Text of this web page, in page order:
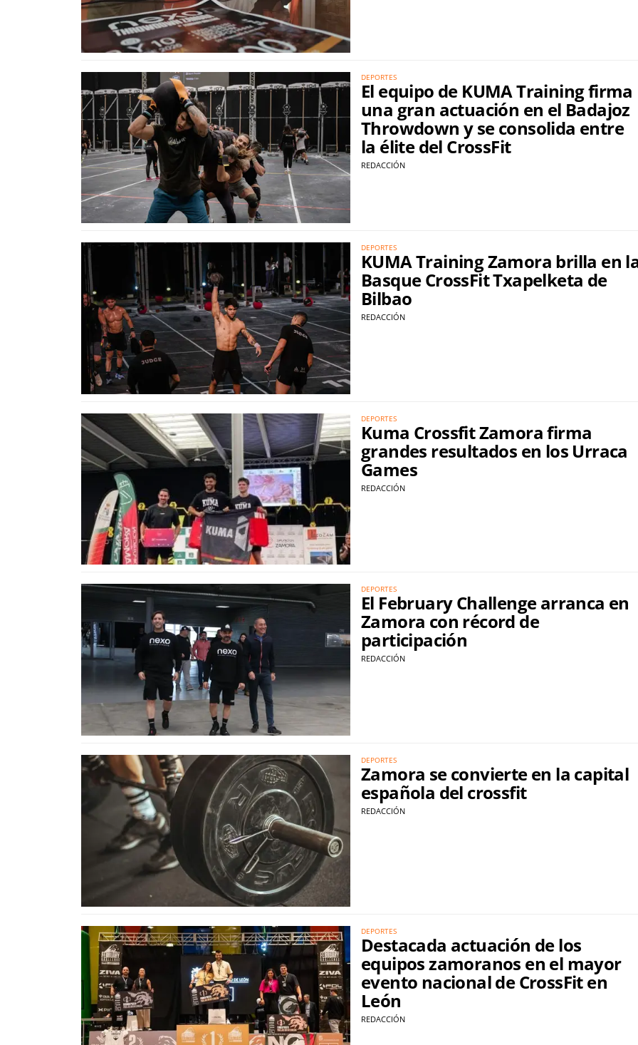
DEPORTES
El equipo de KUMA Training firma
una gran actuación en el Badajoz
Throwdown y se consolida entre
la élite del CrossFit
REDACCIÓN
DEPORTES
KUMA Training Zamora brilla en
Basque CrossFit Txapelketa de
Bilbao
REDACCIÓN
DEPORTES
Kuma Crossfit Zamora firma
grandes resultados en los Urraca
Games
REDACCIÓN
DEPORTES
El February Challenge arranca en
Zamora con récord de
participación
REDACCIÓN
DEPORTES
Zamora se convierte en la capital
española del crossfit
REDACCIÓN
DEPORTES
Destacada actuación de los
equipos zamoranos en el mayor
evento nacional de CrossFit en
León
REDACCIÓN